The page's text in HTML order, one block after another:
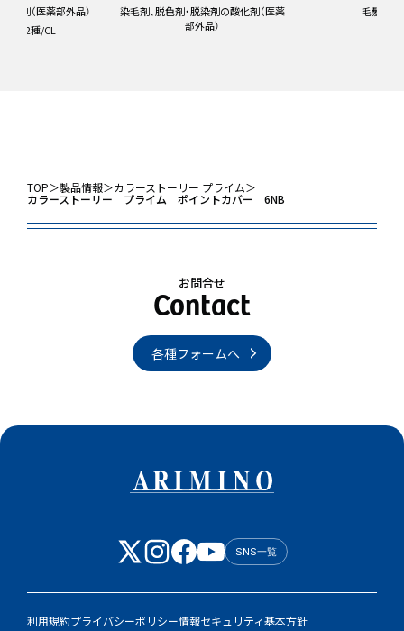
剤（医薬部外品）
LT2種/CL
染毛剤、脱色剤・脱染剤の酸化剤（医薬
部外品）
毛髪着色料
TOP＞製品情報＞カラーストーリー プライム＞
カラーストーリー プライム ポイントカバー 6NB
お問合せ
各種フォームへ
SNS一覧
利用規約プライバシーポリシー情報セキュリティ基本方針